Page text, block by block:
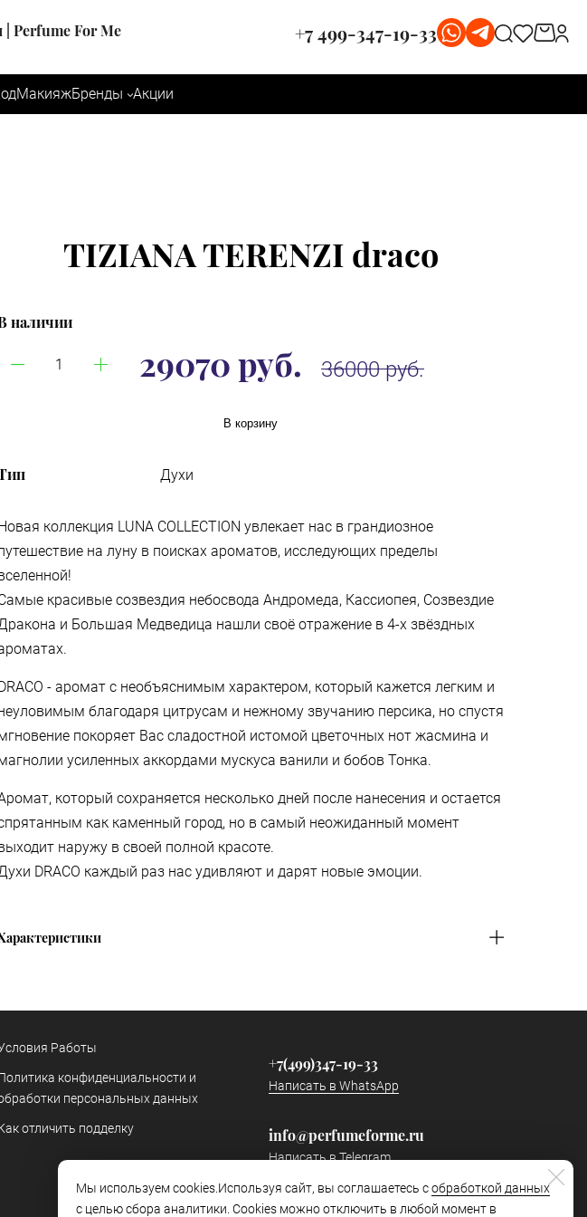
Perfume For Me +7 499-347-19-33
МакияжБренды Акции
TIZIANA TERENZI draco
наличии
29070 руб. 36000 руб.
В корзину
Духи
Новая коллекция LUNA COLLECTION увлекает нас в грандиозное
на луну в поисках ароматов, исследующих пределы
красивые созвездия небосвода Андромеда, Кассиопея, Созвездие
и Большая Медведица нашли своё отражение в 4-х звёздных
- аромат с необъяснимым характером, который кажется легким и
благодаря цитрусам и нежному звучанию персика, но спустя
покоряет Вас сладостной истомой цветочных нот жасмина и
усиленных аккордами мускуса ванили и бобов Тонка.
который сохраняется несколько дней после нанесения и остается
как каменный город, но в самый неожиданный момент
наружу в своей полной красоте.
DRACO каждый раз нас удивляют и дарят новые эмоции.
Мы используем cookies.Используя сайт, вы соглашаетесь собработкой данных
с целью сбора аналитики. Cookies можно отключить в любой момент в
Работы
конфиденциальности и
персональных данных
отличить подделку
+7(499)347-19-33
Написать в WhatsApp
info@perfumeforme.ru
Написать в Telegram
Наш канал в Telegram